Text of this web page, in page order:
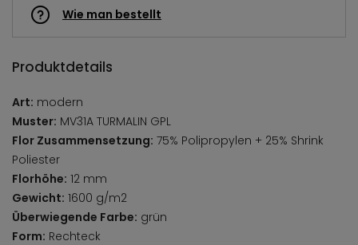
Wie man bestellt
Produktdetails
Art: modern
Muster: MV31A TURMALIN GPL
Flor Zusammensetzung: 75% Polipropylen + 25% Shrink
Poliester
Florhöhe: 12 mm
Gewicht: 1600 g/m2
Überwiegende Farbe: grün
Form: Rechteck